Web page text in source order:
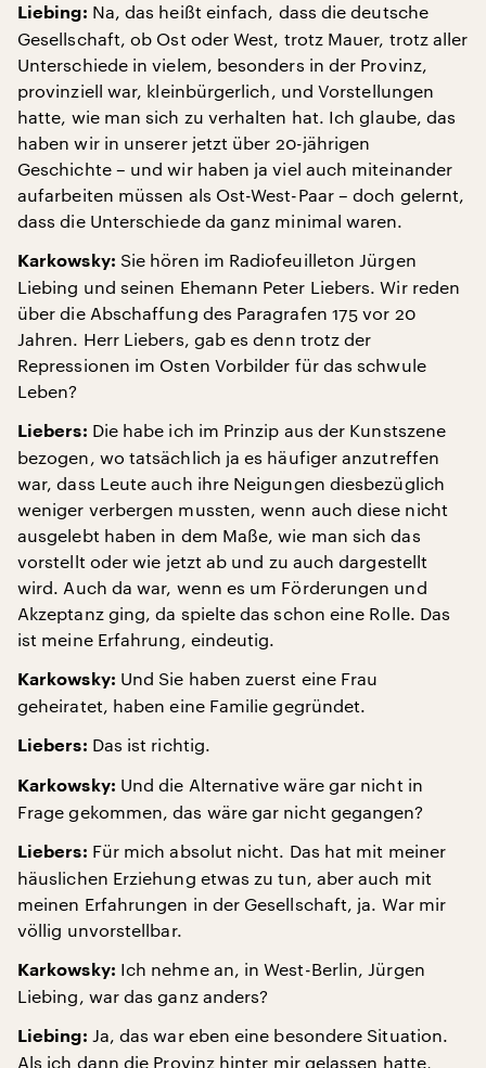
Liebing: Na, das heißt einfach, dass die deutsche
Gesellschaft, ob Ost oder West, trotz Mauer, trotz aller
Unterschiede in vielem, besonders in der Provinz,
provinziell war, kleinbürgerlich, und Vorstellungen
hatte, wie man sich zu verhalten hat. Ich glaube, das
haben wir in unserer jetzt über 20-jährigen
Geschichte – und wir haben ja viel auch miteinander
aufarbeiten müssen als Ost-West-Paar – doch gelernt,
dass die Unterschiede da ganz minimal waren.
Karkowsky: Sie hören im Radiofeuilleton Jürgen
Liebing und seinen Ehemann Peter Liebers. Wir reden
über die Abschaffung des Paragrafen 175 vor 20
Jahren. Herr Liebers, gab es denn trotz der
Repressionen im Osten Vorbilder für das schwule
Leben?
Liebers: Die habe ich im Prinzip aus der Kunstszene
bezogen, wo tatsächlich ja es häufiger anzutreffen
war, dass Leute auch ihre Neigungen diesbezüglich
weniger verbergen mussten, wenn auch diese nicht
ausgelebt haben in dem Maße, wie man sich das
vorstellt oder wie jetzt ab und zu auch dargestellt
wird. Auch da war, wenn es um Förderungen und
Akzeptanz ging, da spielte das schon eine Rolle. Das
ist meine Erfahrung, eindeutig.
Karkowsky: Und Sie haben zuerst eine Frau
geheiratet, haben eine Familie gegründet.
Liebers: Das ist richtig.
Karkowsky: Und die Alternative wäre gar nicht in
Frage gekommen, das wäre gar nicht gegangen?
Liebers: Für mich absolut nicht. Das hat mit meiner
häuslichen Erziehung etwas zu tun, aber auch mit
meinen Erfahrungen in der Gesellschaft, ja. War mir
völlig unvorstellbar.
Karkowsky: Ich nehme an, in West-Berlin, Jürgen
Liebing, war das ganz anders?
Liebing: Ja, das war eben eine besondere Situation.
Als ich dann die Provinz hinter mir gelassen hatte,